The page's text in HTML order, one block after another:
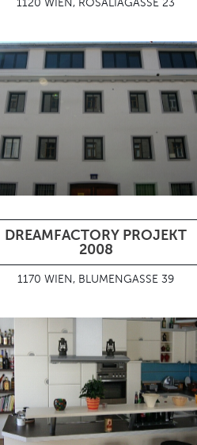
1120 WIEN, ROSALIAGASSE 23
DREAMFACTORY PROJEKT
2008
1170 WIEN, BLUMENGASSE 39